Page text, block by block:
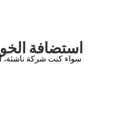
استضافة
سواء كنت شركة ناشئة،